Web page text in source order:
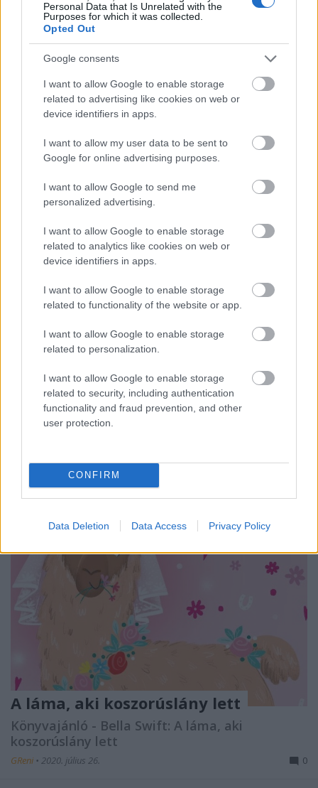
Personal Data that Is Unrelated with the
Purposes for which it was collected.
Opted Out
Google consents
I want to allow Google to enable storage
related to advertising like cookies on web or
device identifiers in apps.
I want to allow my user data to be sent to
Google for online advertising purposes.
I want to allow Google to send me
personalized advertising.
I want to allow Google to enable storage
related to analytics like cookies on web or
device identifiers in apps.
I want to allow Google to enable storage
related to functionality of the website or app.
I want to allow Google to enable storage
related to personalization.
I want to allow Google to enable storage
related to security, including authentication
functionality and fraud prevention, and other
user protection.
CONFIRM
Data Deletion Data Access Privacy Policy
Meghívtam a legjobb barátnőimet, és remélem,
mindenkit elengednek a szülők... A nővérem
mostanában sokat mereng, ennek köze lehet a
szomszédban lakó helyes sráchoz, aki…
Nincs jobb, mint az igazmondás?
Könyvajánló - Matt Haig: Az Igazmondó Glimpi
Carbonari•2020. augusztus 15.
Nincs jobb, mint az igazmondás? Nos, Igazmondó
Glimpi nagyon nem így gondolja, mert sorozatosan
kínos esetekbe kénytelen belefutni tündér
A láma, aki koszorúslány lett
Könyvajánló - Bella Swift: A láma, aki
koszorúslány lett
GReni • 2020. július 26. 0